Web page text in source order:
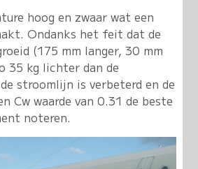
hoog en zwaar wat een
Ondanks het feit dat de
(175 mm langer, 30 mm
35 kg lichter dan de
stroomlijn is verbeterd en de
Cw waarde van 0.31 de beste
noteren.